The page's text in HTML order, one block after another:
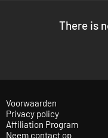
There is
Voorwaarden
Privacy policy
Affiliation Program
Neem contact op